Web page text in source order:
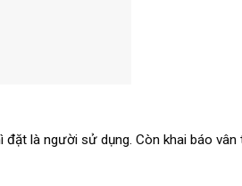
là người sử dụng. Còn khai báo vân